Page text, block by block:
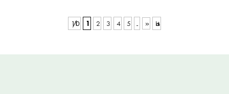
1 / 10 1 2 3 4 5 » Last »